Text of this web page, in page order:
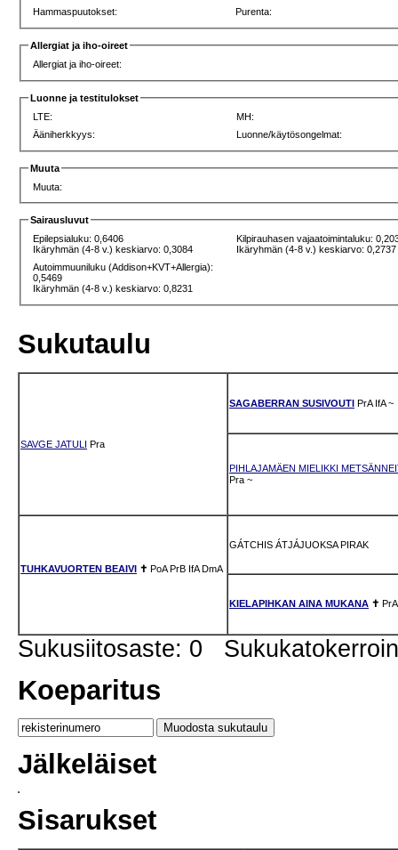
Hammaspuutokset:
Purenta:
Allergiat ja iho-oireet
Allergiat ja iho-oireet:
Luonne ja testitulokset
LTE:
MH:
Ääniherkkyys:
Luonne/käytösongelmat:
Muuta
Muuta:
Sairausluvut
Epilepsialuku: 0,6406
Ikäryhmän (4-8 v.) keskiarvo: 0,3084
Kilpirauhasen vajaatoimintaluku:
Ikäryhmän (4-8 v.) keskiarvo: 0,2737
Autoimmuuniluku (Addison+KVT+Allergia):
0,5469
Ikäryhmän (4-8 v.) keskiarvo: 0,8231
Sukutaulu
SAVGE JATULI Pra
SAGABERRAN SUSIVOUTI PrA IfA ~
PIHLAJAMÄEN MIELIKKI
Pra ~
TUHKAVUORTEN BEAIVI ✝ PoA PrB IfA DmA
GÁTCHIS ÁTJÁJUOKSA PIRAK
KIELAPIHKAN AINA MUKANA ✝ PrA
Sukusiitosaste: 0
Koeparitus
Jälkeläiset
Sisarukset